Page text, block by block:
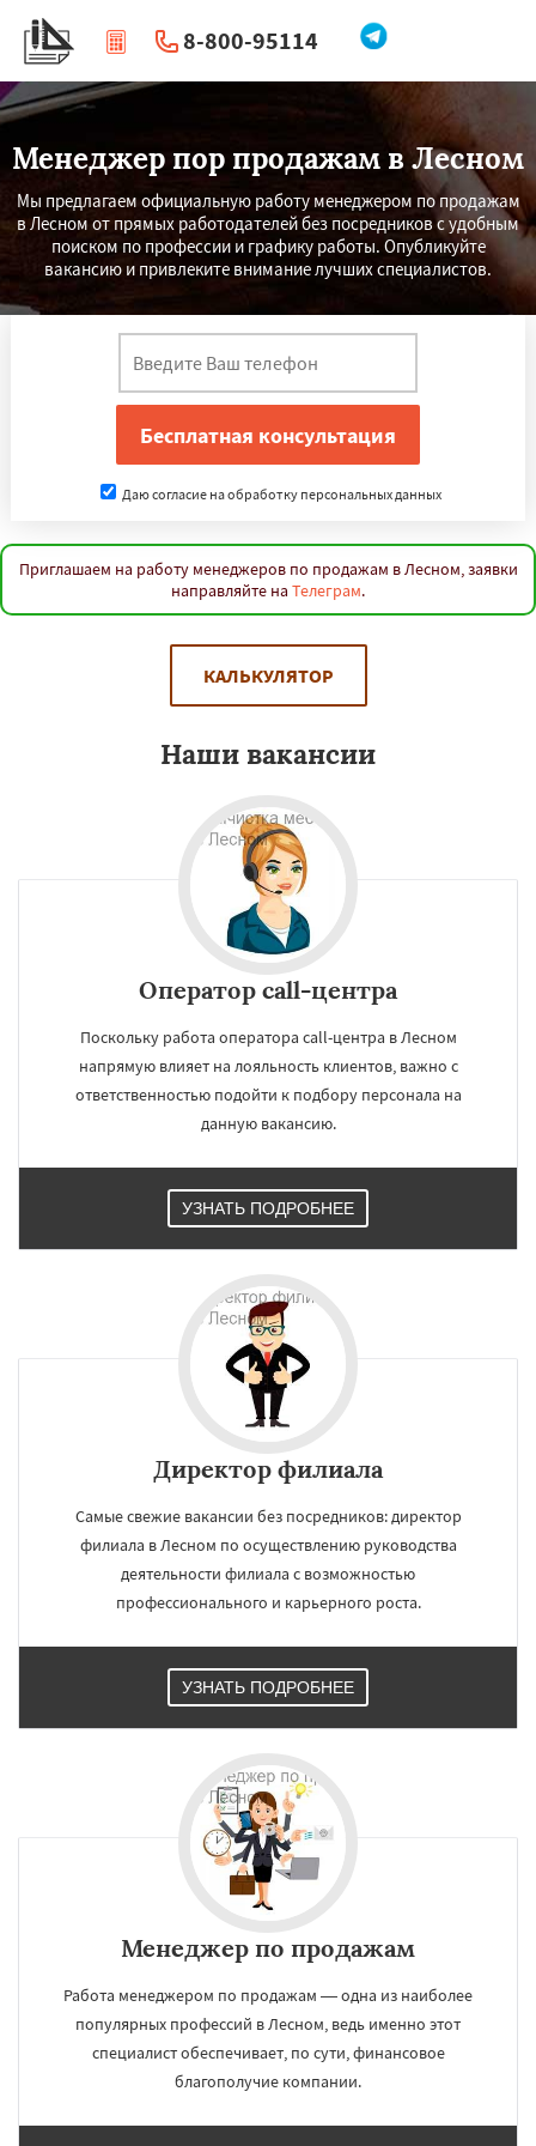
Работаем по
Михайловск Невьянск Нижние Серги
Нижний Тагил Нижняя Салда
Новая Ляля
Новоуральск
Первоуральск Полевской Ревда Реж
Североуральск Серов Среднеуральск
Сысерть Тавда Талица
8-800-95114
| Перезвоните мне
Менеджер пор продажам в Лесном
Мы предлагаем официальную работу менеджером по продажам
в Лесном от прямых работодателей без посредников с удобным
поиском по профессии и графику работы. Опубликуйте
вакансию и привлеките внимание лучших специалистов.
Даю согласие на обработку персональных данных
Приглашаем на работу менеджеров по продажам в Лесном, заявки
направляйте на Телеграм.
КАЛЬКУЛЯТОР
Наши вакансии
Оператор call-центра
Поскольку работа оператора call-центра в Лесном
напрямую влияет на лояльность клиентов, важно с
ответственностью подойти к подбору персонала на
данную вакансию.
УЗНАТЬ ПОДРОБНЕЕ
Директор филиала
Самые свежие вакансии без посредников: директор
филиала в Лесном по осуществлению руководства
деятельности филиала с возможностью
профессионального и карьерного роста.
УЗНАТЬ ПОДРОБНЕЕ
Менеджер по продажам
Работа менеджером по продажам — одна из наиболее
популярных профессий в Лесном, ведь именно этот
специалист обеспечивает, по сути, финансовое
благополучие компании.
УЗНАТЬ ПОДРОБНЕЕ
Даю согласие на обработку персональных данных